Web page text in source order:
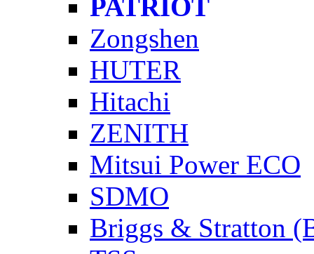
PATRIOT
Zongshen
HUTER
Hitachi
ZENITH
Mitsui Power ECO
SDMO
Briggs & Stratton